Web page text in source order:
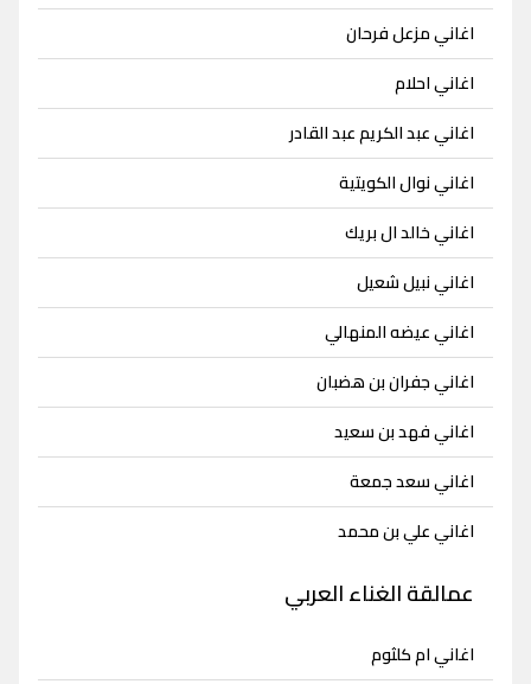
اغاني مزعل فرحان
اغاني احلام
اغاني عبد الكريم عبد القادر
اغاني نوال الكويتية
اغاني خالد ال بريك
اغاني نبيل شعيل
اغاني عيضه المنهالي
اغاني جفران بن هضبان
اغاني فهد بن سعيد
اغاني سعد جمعة
اغاني علي بن محمد
عمالقة الغناء العربي
اغاني ام كلثوم